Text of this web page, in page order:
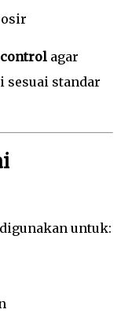
agar
sesuai standar
untuk: